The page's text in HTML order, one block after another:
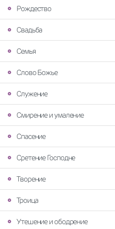
Рождество
Свадьба
Семья
Слово Божье
Служение
Смирение и умаление
Спасение
Сретение Господне
Творение
Троица
Утешение и ободрение